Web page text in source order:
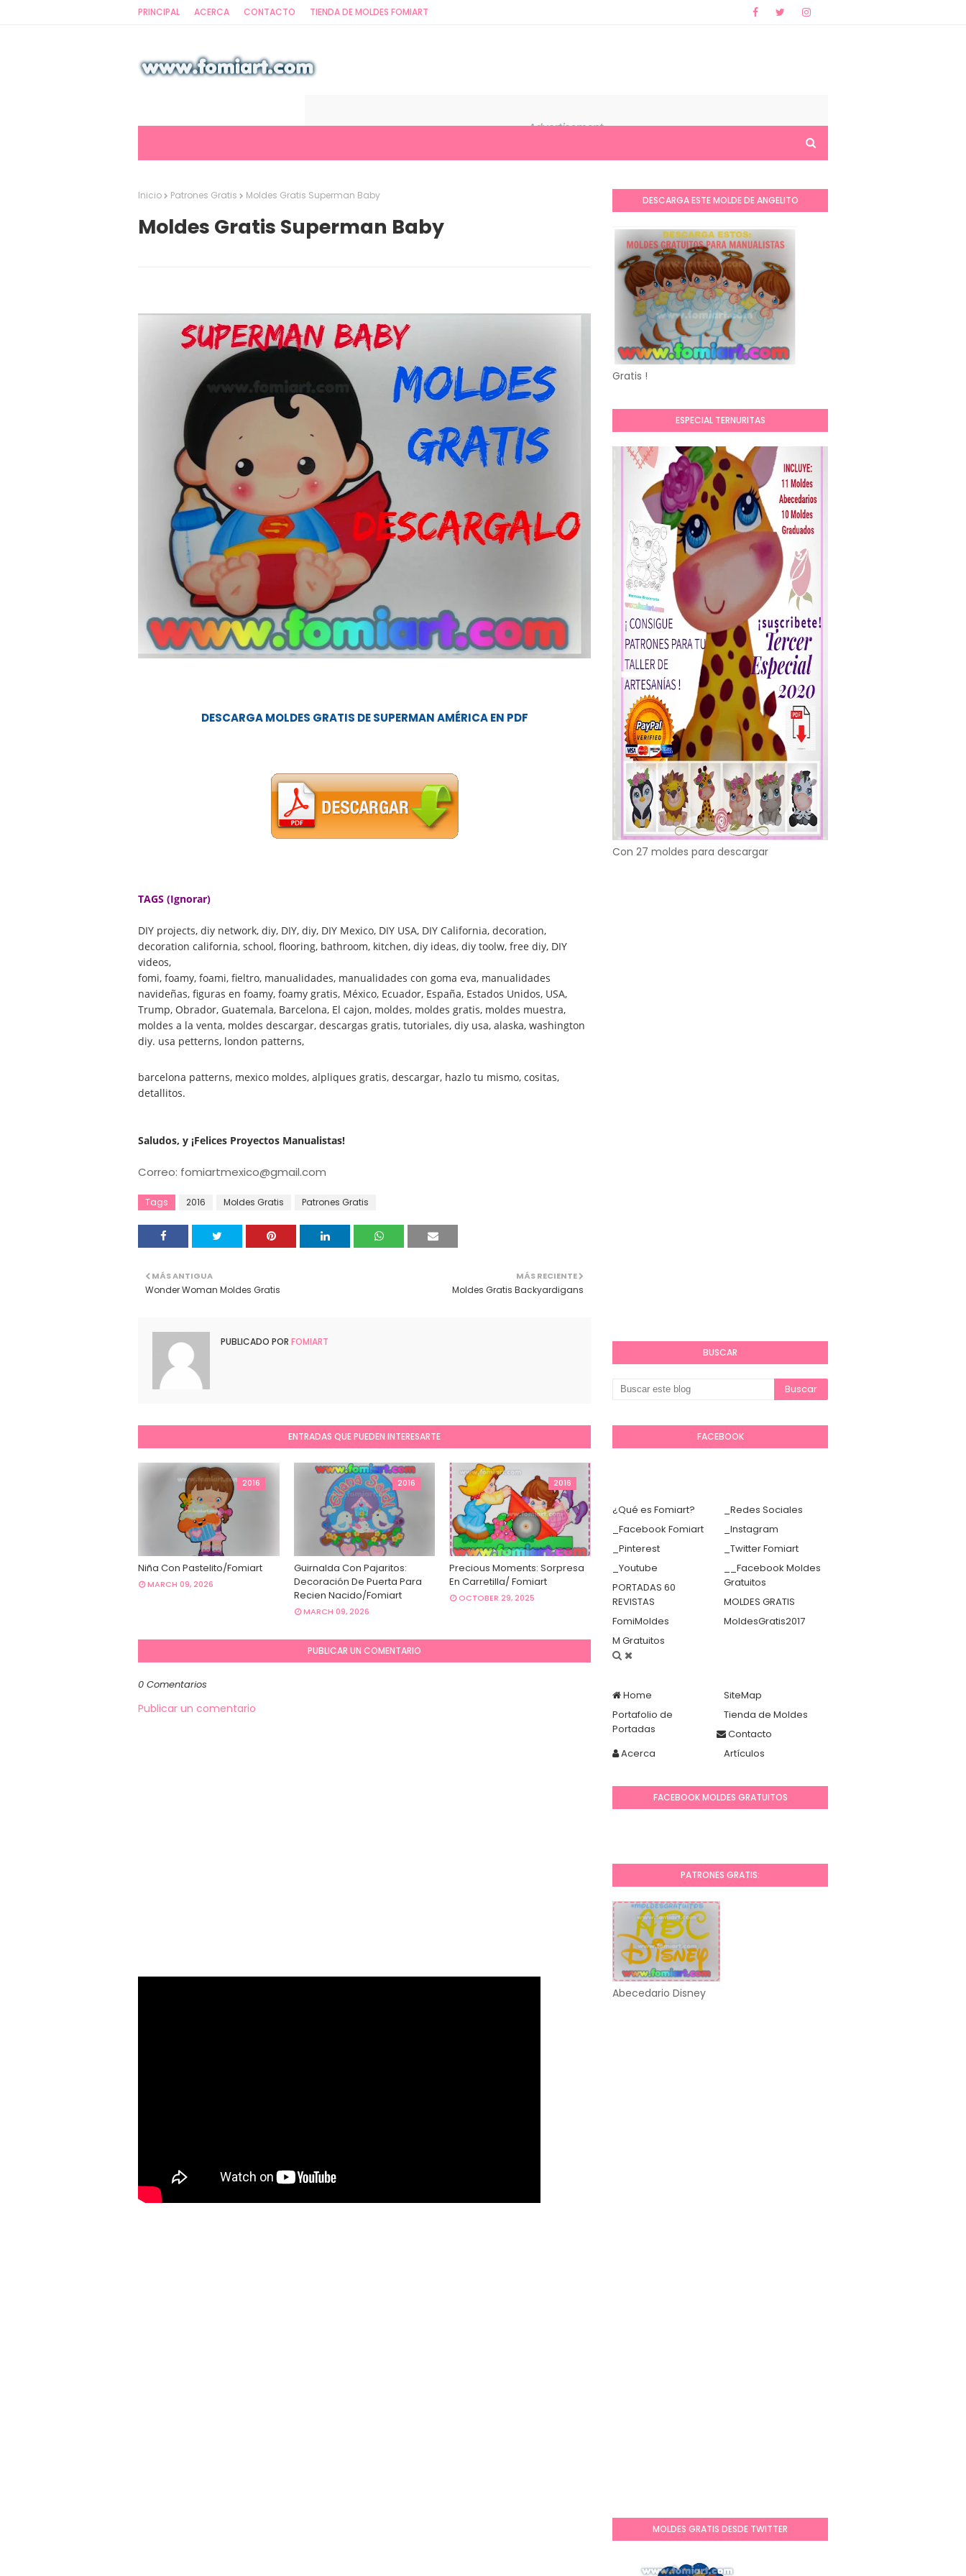
PRINCIPAL ACERCA CONTACTO TIENDA DE MOLDES FOMIART
Inicio Patrones Gratis Moldes Gratis Superman Baby
Moldes Gratis Superman Baby
DESCARGA MOLDES GRATIS DE SUPERMAN AMÉRICA EN PDF
TAGS (Ignorar)
DIY projects, diy network, diy, DIY, diy, DIY Mexico, DIY USA, DIY California, decoration,
decoration california, school, flooring, bathroom, kitchen, diy ideas, diy toolw, free diy, DIY
videos,
fomi, foamy, foami, fieltro, manualidades, manualidades con goma eva, manualidades
navideñas, figuras en foamy, foamy gratis, México, Ecuador, España, Estados Unidos, USA,
Trump, Obrador, Guatemala, Barcelona, El cajon, moldes, moldes gratis, moldes muestra,
moldes a la venta, moldes descargar, descargas gratis, tutoriales, diy usa, alaska, washington
diy. usa petterns, london patterns,
barcelona patterns, mexico moldes, alpliques gratis, descargar, hazlo tu mismo, cositas,
detallitos.
Saludos, y ¡Felices Proyectos Manualistas!
Correo: fomiartmexico@gmail.com
Tags 2016 Moldes Gratis Patrones Gratis
MÁS RECIENTE
Moldes Gratis Backyardigans
MÁS ANTIGUA
Wonder Woman Moldes Gratis
PUBLICADO POR FOMIART
ENTRADAS QUE PUEDEN INTERESARTE
2016
Niña Con Pastelito/Fomiart
MARCH 09, 2026
2016
Guirnalda Con Pajaritos:
Decoración De Puerta Para
Recien Nacido/Fomiart
MARCH 09, 2026
2016
Precious Moments: Sorpresa
En Carretilla/ Fomiart
OCTOBER 29, 2025
PUBLICAR UN COMENTARIO
0 Comentarios
Publicar un comentario
DESCARGA ESTE MOLDE DE ANGELITO
Gratis !
ESPECIAL TERNURITAS
Con 27 moldes para descargar
BUSCAR
FACEBOOK
¿Qué es Fomiart?
_Redes Sociales
_Facebook Fomiart
_Instagram
_Pinterest
_Twitter Fomiart
_Youtube
__Facebook Moldes
Gratuitos
PORTADAS 60
REVISTAS
MOLDES GRATIS
FomiMoldes
MoldesGratis2017
M Gratuitos
Home
SiteMap
Portafolio de
Portadas
Tienda de Moldes
Contacto
Artículos
Acerca
FACEBOOK MOLDES GRATUITOS
PATRONES GRATIS:
Abecedario Disney
MOLDES GRATIS DESDE TWITTER